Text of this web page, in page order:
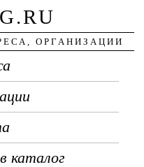
ОРГАНИЗАЦИИ
каталог